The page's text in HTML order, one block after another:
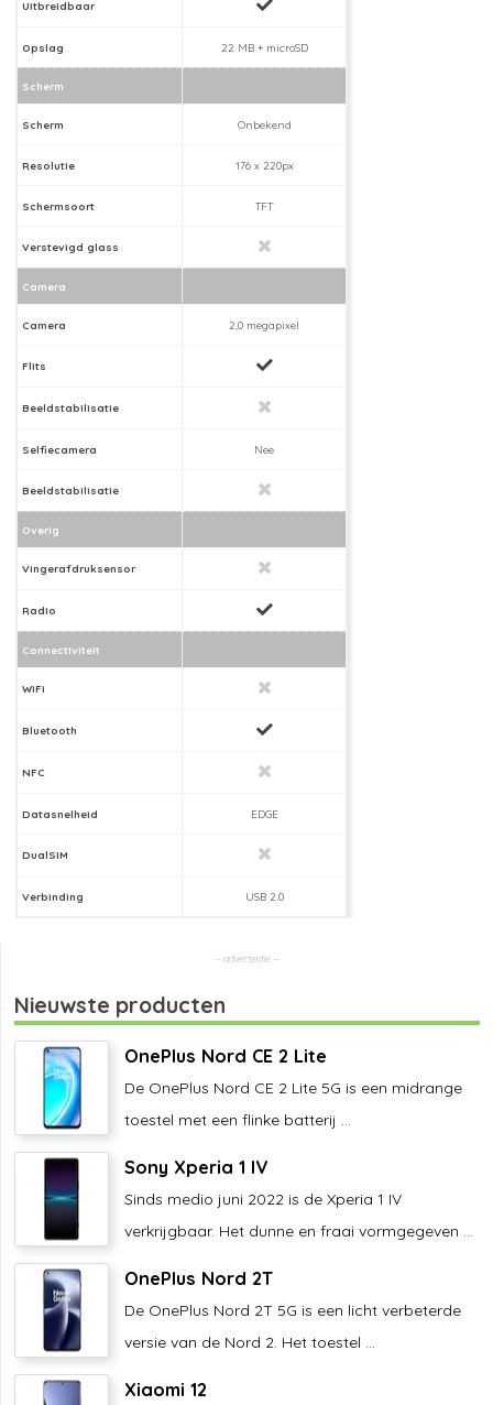
Uitbreidbaar
Opslag 22 MB + microSD
Scherm
Scherm Onbekend
Resolutie 176 x 220px
Schermsoort TFT
Verstevigd glass
Camera
Camera 2,0 megapixel
Flits
Beeldstabilisatie
Selfiecamera Nee
Beeldstabilisatie
Overig
Vingerafdruksensor
Radio
Connectiviteit
WiFi
Bluetooth
NFC
Datasnelheid EDGE
DualSIM
Verbinding USB 2.0
Nieuwste producten
OnePlus Nord CE 2 Lite
De OnePlus Nord CE 2 Lite 5G is een midrange
toestel met een flinke batterij ...
Sony Xperia 1 IV
Sinds medio juni 2022 is de Xperia 1 IV
verkrijgbaar. Het dunne en fraai vormgegeven ...
OnePlus Nord 2T
De OnePlus Nord 2T 5G is een licht verbeterde
versie van de Nord 2. Het toestel ...
Xiaomi 12